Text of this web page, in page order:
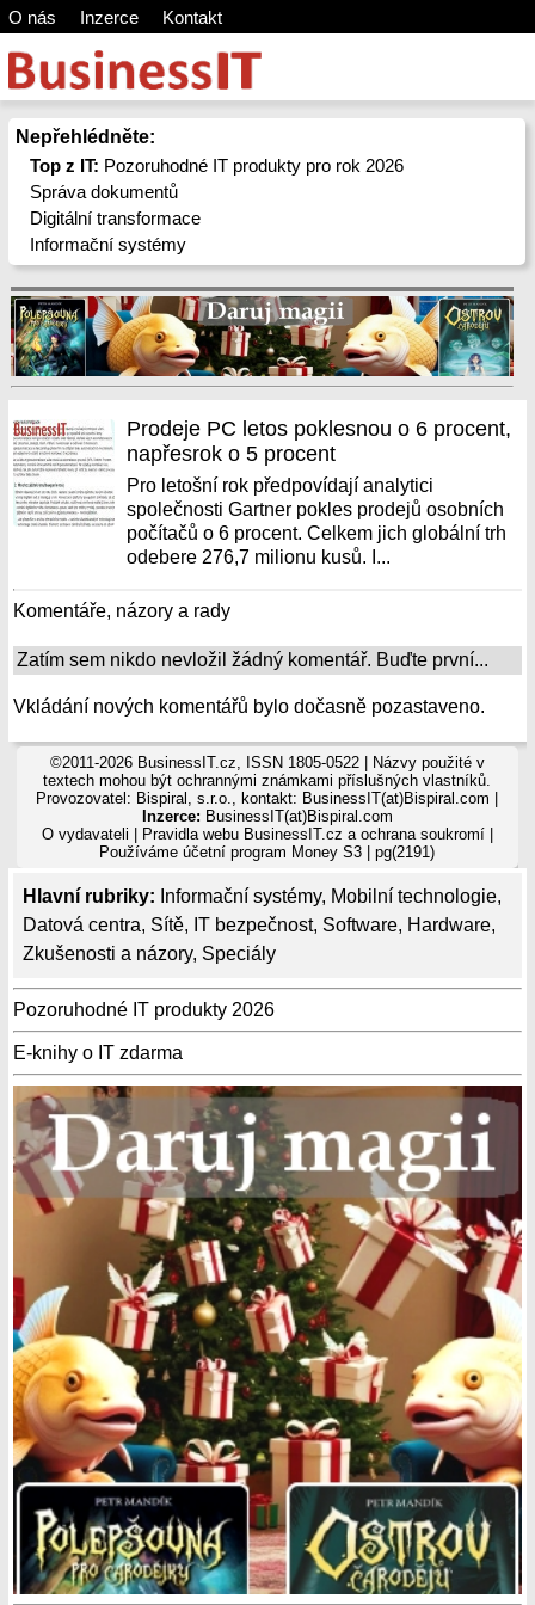
O nás Inzerce Kontakt
Nepřehlédněte:
Top z IT: Pozoruhodné IT produkty pro rok 2026
Správa dokumentů
Digitální transformace
Informační systémy
Hlavní rubriky: Informační systémy, Mobilní technologie,
Datová centra, Sítě, IT bezpečnost, Software, Hardware,
Zkušenosti a názory, Speciály
Pozoruhodné IT produkty 2026
E-knihy o IT zdarma
Prodeje PC letos poklesnou o 6 procent,
napřesrok o 5 procent
Pro letošní rok předpovídají analytici
společnosti Gartner pokles prodejů osobních
počítačů o 6 procent. Celkem jich globální trh
odebere 276,7 milionu kusů. I...
Komentáře, názory a rady
Zatím sem nikdo nevložil žádný komentář. Buďte první...
Vkládání nových komentářů bylo dočasně pozastaveno.
©2011-2026 BusinessIT.cz, ISSN 1805-0522 | Názvy použité v
textech mohou být ochrannými známkami příslušných vlastníků.
Provozovatel: Bispiral, s.r.o., kontakt: BusinessIT(at)Bispiral.com |
Inzerce: BusinessIT(at)Bispiral.com
O vydavateli
Pravidla webu BusinessIT.cz a ochrana soukromí|
Používámeúčetní program Money S3 | pg(2191)